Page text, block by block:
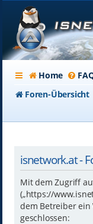
Home
Foren-Übersicht
isnetwork.at -
Mit dem Zugriff
(„https://
dem Betreiber ein
geschlossen: